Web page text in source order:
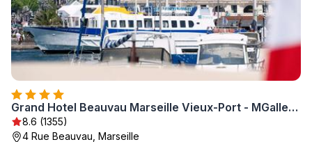
Grand Hotel Beauvau Marseille Vieux-Port - MGallery Collection
8.6 (1355)
4 Rue Beauvau, Marseille